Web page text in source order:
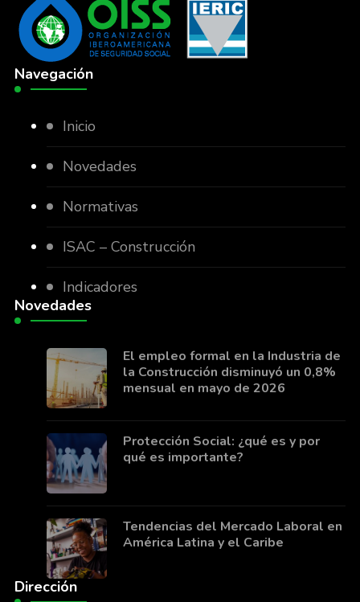
Navegación
Inicio
Novedades
Normativas
ISAC – Construcción
Indicadores
Novedades
El empleo formal en la Industria de
la Construcción disminuyó un 0,8%
mensual en mayo de 2026
Protección Social: ¿qué es y por
qué es importante?
Tendencias del Mercado Laboral en
América Latina y el Caribe
Dirección